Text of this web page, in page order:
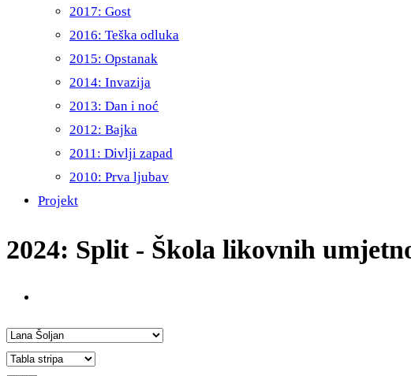
2017: Gost
2016: Teška odluka
2015: Opstanak
2014: Invazija
2013: Dan i noć
2012: Bajka
2011: Divlji zapad
2010: Prva ljubav
Projekt
2024: Split - Škola likovnih